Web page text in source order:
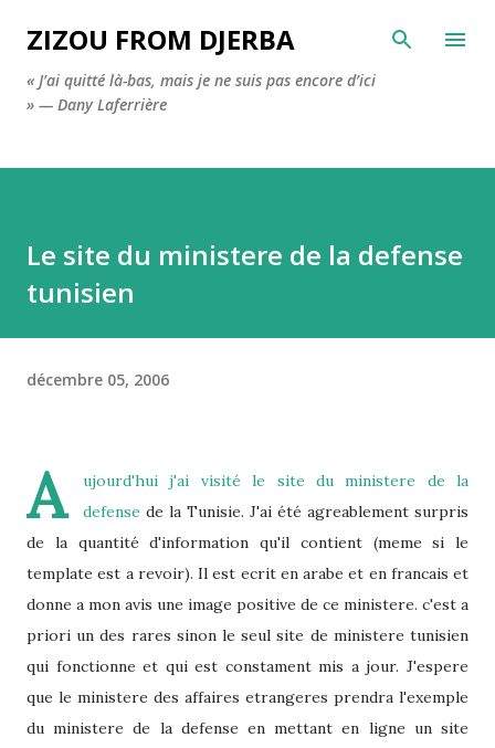
Accéder au contenu principal
ZIZOU FROM DJERBA
« J’ai quitté là-bas, mais je ne suis pas encore d’ici
» — Dany Laferrière
Le site du ministere de la defense
tunisien
décembre 05, 2006
A ujourd'hui j'ai visitéle site du ministere de la
defense de la Tunisie. J'ai été agreablement surpris
de la quantité d'information qu'il contient (meme si le
template est a revoir). Il est ecrit en arabe et en francais et
donne a mon avis une image positive de ce ministere. c'est a
priori un des rares sinon le seul site de ministere tunisien
qui fonctionne et qui est constament mis a jour. J'espere
que le ministere des affaires etrangeres prendra l'exemple
du ministere de la defense en mettant en ligne un site